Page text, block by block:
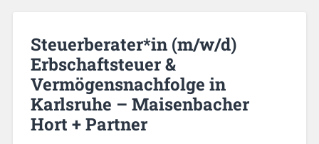
Steuerberater*in (m/w/d)
Erbschaftsteuer &
Vermögensnachfolge in
Karlsruhe – Maisenbacher
Hort + Partner